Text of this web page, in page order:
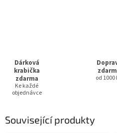
Dárková
krabička
zdarma
Ke každé
objednávce
od 1000
Související produkty